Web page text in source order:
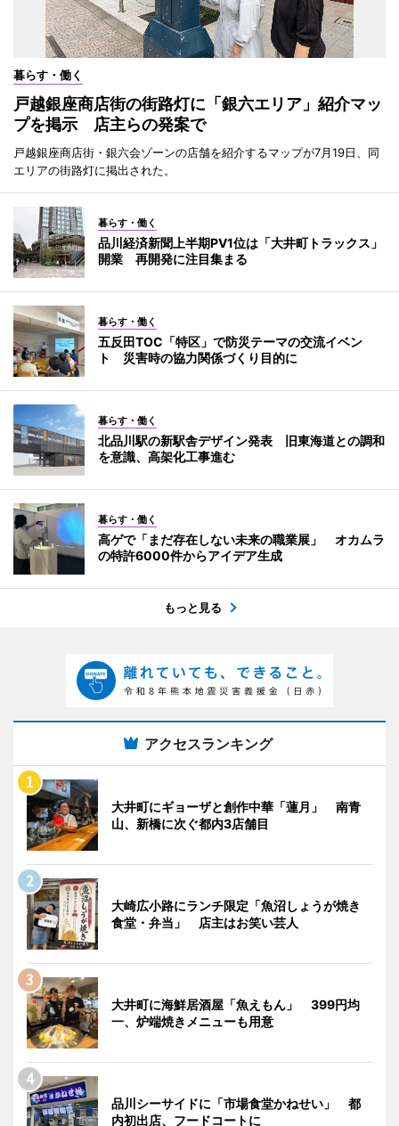
暮らす・働く
戸越銀座商店街の街路灯に「銀六エリア」紹介マッ
プを掲示 店主らの発案で
戸越銀座商店街・銀六会ゾーンの店舗を紹介するマップが7月19日、同
エリアの街路灯に掲出された。
暮らす・働く
品川経済新聞上半期PV1位は「大井町トラックス」
開業 再開発に注目集まる
暮らす・働く
五反田TOC「特区」で防災テーマの交流イベン
ト 災害時の協力関係づくり目的に
暮らす・働く
北品川駅の新駅舎デザイン発表 旧東海道との調和
を意識、高架化工事進む
暮らす・働く
高ゲで「まだ存在しない未来の職業展」 オカムラ
の特許6000件からアイデア生成
もっと見る
アクセスランキング
大井町にギョーザと創作中華「蓮月」 南青
山、新橋に次ぐ都内3店舗目
大崎広小路にランチ限定「魚沼しょうが焼き
食堂・弁当」 店主はお笑い芸人
大井町に海鮮居酒屋「魚えもん」 399円均
一、炉端焼きメニューも用意
品川シーサイドに「市場食堂かねせい」 都
内初出店、フードコートに